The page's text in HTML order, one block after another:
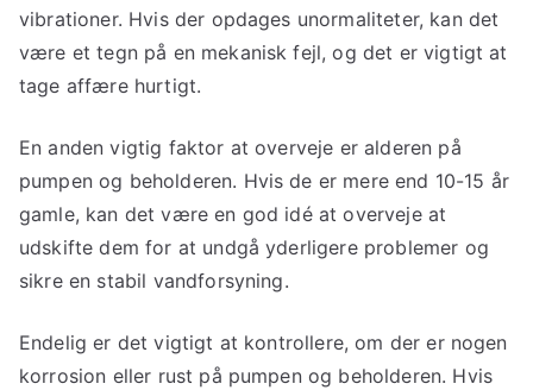
vibrationer. Hvis der opdages unormaliteter, kan det
være et tegn på en mekanisk fejl, og det er vigtigt at
tage affære hurtigt.
En anden vigtig faktor at overveje er alderen på
pumpen og beholderen. Hvis de er mere end 10-15 år
gamle, kan det være en god idé at overveje at
udskifte dem for at undgå yderligere problemer og
sikre en stabil vandforsyning.
Endelig er det vigtigt at kontrollere, om der er nogen
korrosion eller rust på pumpen og beholderen. Hvis